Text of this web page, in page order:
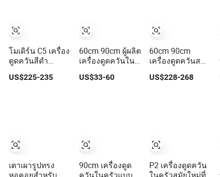
โมเดิร์น C5 เครื่อง
ดูดควันสีดำ
คุณภาพสูงสำหรับ
การดูดควัน 51-
US$225-235
เตาเผารูปทรง
60cm 90cm ผู้ผลิต
เครื่องดูดควันใน
ครัวติดผนัง
ทำความสะอาด
US$33-60
90cm เครื่องดูด
60cm 90cm
เครื่องดูดควันส
แตนเลสสตีลแบบด
รอว์ดาวน์สำหรับ
US$228-268
P2 เครื่องดูดควัน